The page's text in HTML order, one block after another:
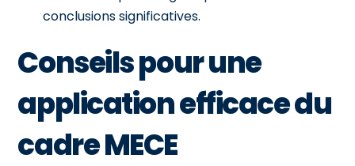
conclusions significatives.
Conseils pour une
application efficace du
cadre MECE